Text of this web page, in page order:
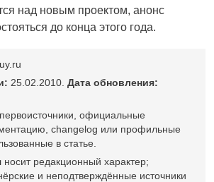
над новым проектом, анонс
до конца этого года.
25.02.2010. Дата обновления:
первоисточники, официальные
changelog или профильные
в статье.
носит редакционный характер;
и неподтверждённые источники